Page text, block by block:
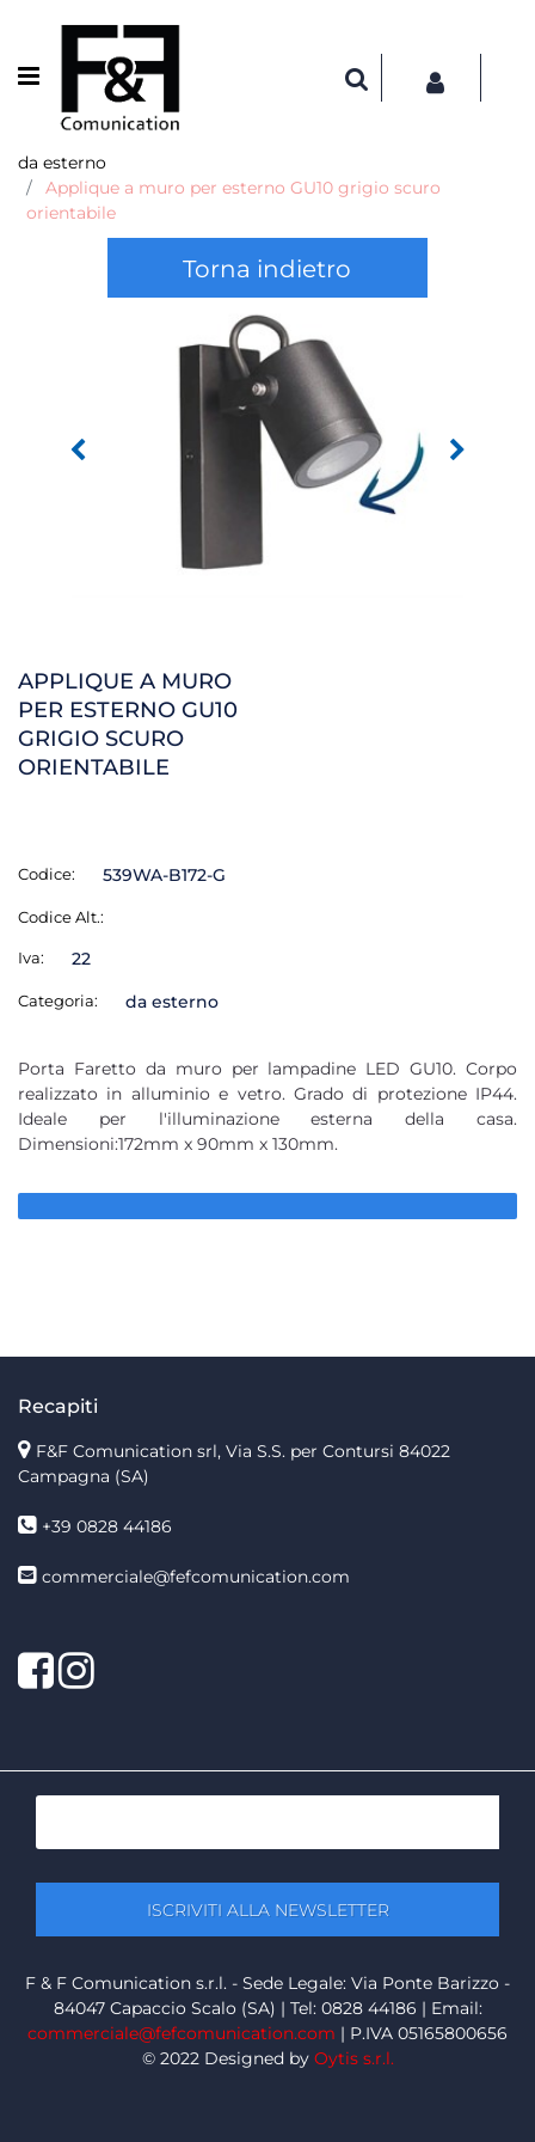
Open menu
da esterno
Applique a muro per esterno GU10 grigio scuro
orientabile
Torna indietro
APPLIQUE A MURO
PER ESTERNO GU10
GRIGIO SCURO
ORIENTABILE
Codice: 539WA-B172-G
Codice Alt.:
Iva: 22
Categoria: da esterno
Porta Faretto da muro per lampadine LED GU10. Corpo
realizzato in alluminio e vetro. Grado di protezione IP44.
Ideale per l'illuminazione esterna della casa.
Dimensioni:172mm x 90mm x 130mm.
Recapiti
F&F Comunication srl, Via S.S. per Contursi 84022
Campagna (SA)
+39 0828 44186
commerciale@fefcomunication.com
Facebook
Twitter
F & F Comunication s.r.l. - Sede Legale: Via Ponte Barizzo -
84047 Capaccio Scalo (SA) | Tel: 0828 44186 | Email:
commerciale@fefcomunication.com | P.IVA 05165800656
© 2022 Designed by Oytis s.r.l.